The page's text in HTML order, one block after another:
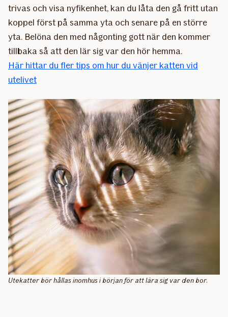
trivas och visa nyfikenhet, kan du låta den gå fritt utan
koppel först på samma yta och senare på en större
yta. Belöna den med någonting gott när den kommer
tillbaka så att den lär sig var den hör hemma.
Här hittar du fler tips om hur du vänjer katten vid
utelivet
Utekatter bör hållas inomhus i början för att lära sig var den bor.